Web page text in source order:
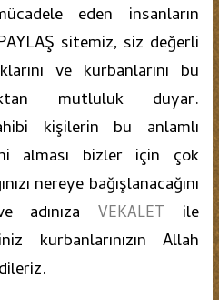
eden insanların
sitemiz, siz değerli
ve kurbanlarını bu
mutluluk duyar.
kişilerin bu anlamlı
alması bizler için çok
nereye bağışlanacağını
adınıza VEKALET ile
kurbanlarınızın Allah